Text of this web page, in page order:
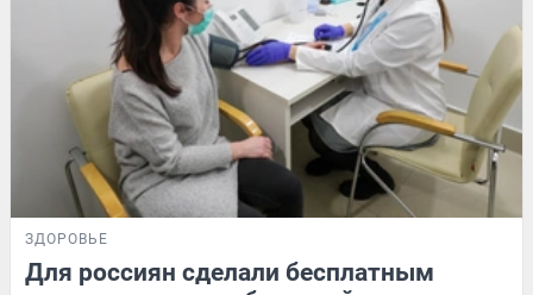
ЗДОРОВЬЕ
Для россиян сделали бесплатным